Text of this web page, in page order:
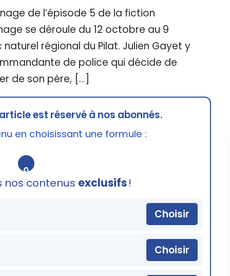
de l’épisode 5 de la fiction
se déroule du 12 octobre au 9
régional du Pilat. Julien Gayet y
de police qui décide de
de son père, […]
est réservé à nos abonnés.
en choisissant une formule :
🔒
nos contenus exclusifs!
Choisir
Choisir